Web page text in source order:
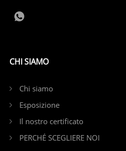
CHI SIAMO
Chi siamo
Esposizione
Il nostro certificato
PERCHÉ SCEGLIERE NOI